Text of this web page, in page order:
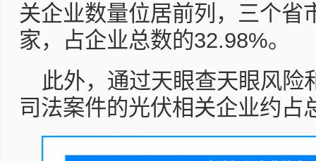
关企业数量位居前列，三个省
家，占企业总数的32.98%。
此外，通过天眼查天眼风险
司法案件的光伏相关企业约占